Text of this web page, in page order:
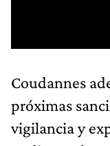
Coudannes
próximas
vigilancia y